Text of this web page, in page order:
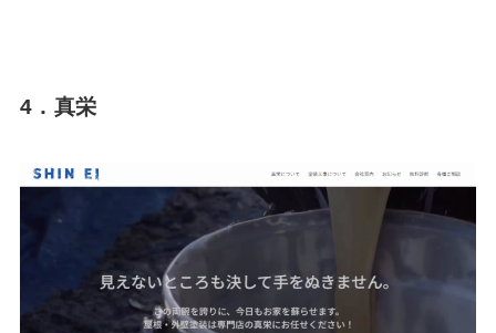
4．真栄